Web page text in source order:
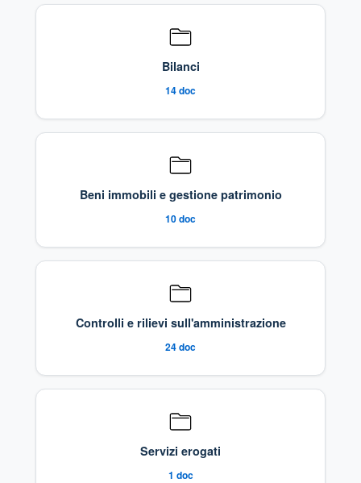
Bilanci
14doc
Beni immobili e gestione patrimonio
10doc
Controlli e rilievi sull'amministrazione
24doc
Servizi erogati
1 doc